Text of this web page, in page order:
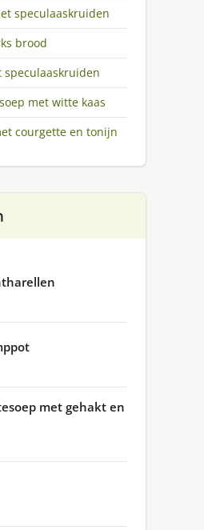
speculaaskruiden
brood
speculaaskruiden
met witte kaas
courgette en tonijn
met gehakt en